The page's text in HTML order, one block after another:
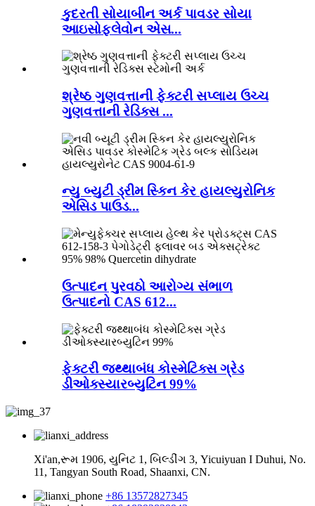
કુદરતી સોયાબીન અર્ક પાવડર સોયા
આઇસોફ્લેવોન એસ...
શ્રેષ્ઠ ગુણવત્તાની ફેક્ટરી સપ્લાય ઉચ્ચ
ગુણવત્તાની રેડિક્સ ...
ન્યુ બ્યુટી ડ્રીમ સ્કિન કેર હાયલ્યુરોનિક
એસિડ પાઉડ...
ઉત્પાદન પુરવઠો આરોગ્ય સંભાળ
ઉત્પાદનો CAS 612...
ફેક્ટરી જથ્થાબંધ કોસ્મેટિક્સ ગ્રેડ
ડીઓક્સ્યારબ્યુટિન 99%
Xi'an,રૂમ 1906, યુનિટ 1, બિલ્ડીંગ 3, Yicuiyuan I Duhui, No.
11, Tangyan South Road, Shaanxi, CN.
+86 13572827345